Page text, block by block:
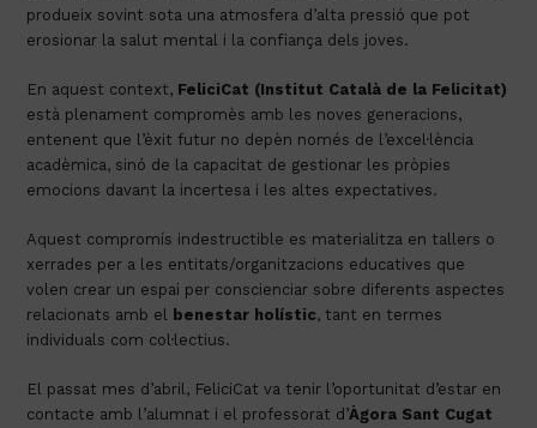
produeix sovint sota una atmosfera d’alta pressió que pot
erosionar la salut mental i la confiança dels joves.
En aquest context, FeliciCat (Institut Català de la Felicitat)
està plenament compromès amb les noves generacions,
entenent que l’èxit futur no depèn només de l’excel·lència
acadèmica, sinó de la capacitat de gestionar les pròpies
emocions davant la incertesa i les altes expectatives.
Aquest compromís indestructible es materialitza en tallers o
xerrades per a les entitats/organitzacions educatives que
volen crear un espai per conscienciar sobre diferents aspectes
relacionats amb el benestar holístic, tant en termes
individuals com col·lectius.
El passat mes d’abril, FeliciCat va tenir l’oportunitat d’estar en
contacte amb l’alumnat i el professorat d’Àgora Sant Cugat